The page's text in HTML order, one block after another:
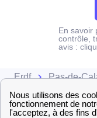
En savoir
contrôle,
avis :
Erdf Pas-de-